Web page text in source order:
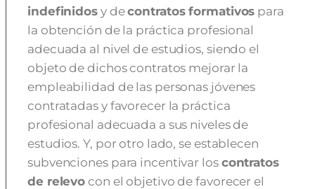
indefinidosy decontratos formativos para
la obtención de la práctica profesional
adecuada al nivel de estudios, siendo el
objeto de dichos contratos mejorar la
empleabilidad de las personas jóvenes
contratadas y favorecer la práctica
profesional adecuada a sus niveles de
estudios. Y, por otro lado, se establecen
subvenciones para incentivar los contratos
de relevo con el objetivo de favorecer el